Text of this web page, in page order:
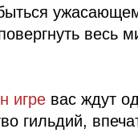
весь
игре вас ждут
гильдий,